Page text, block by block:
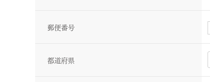
郵便番号
都道府県